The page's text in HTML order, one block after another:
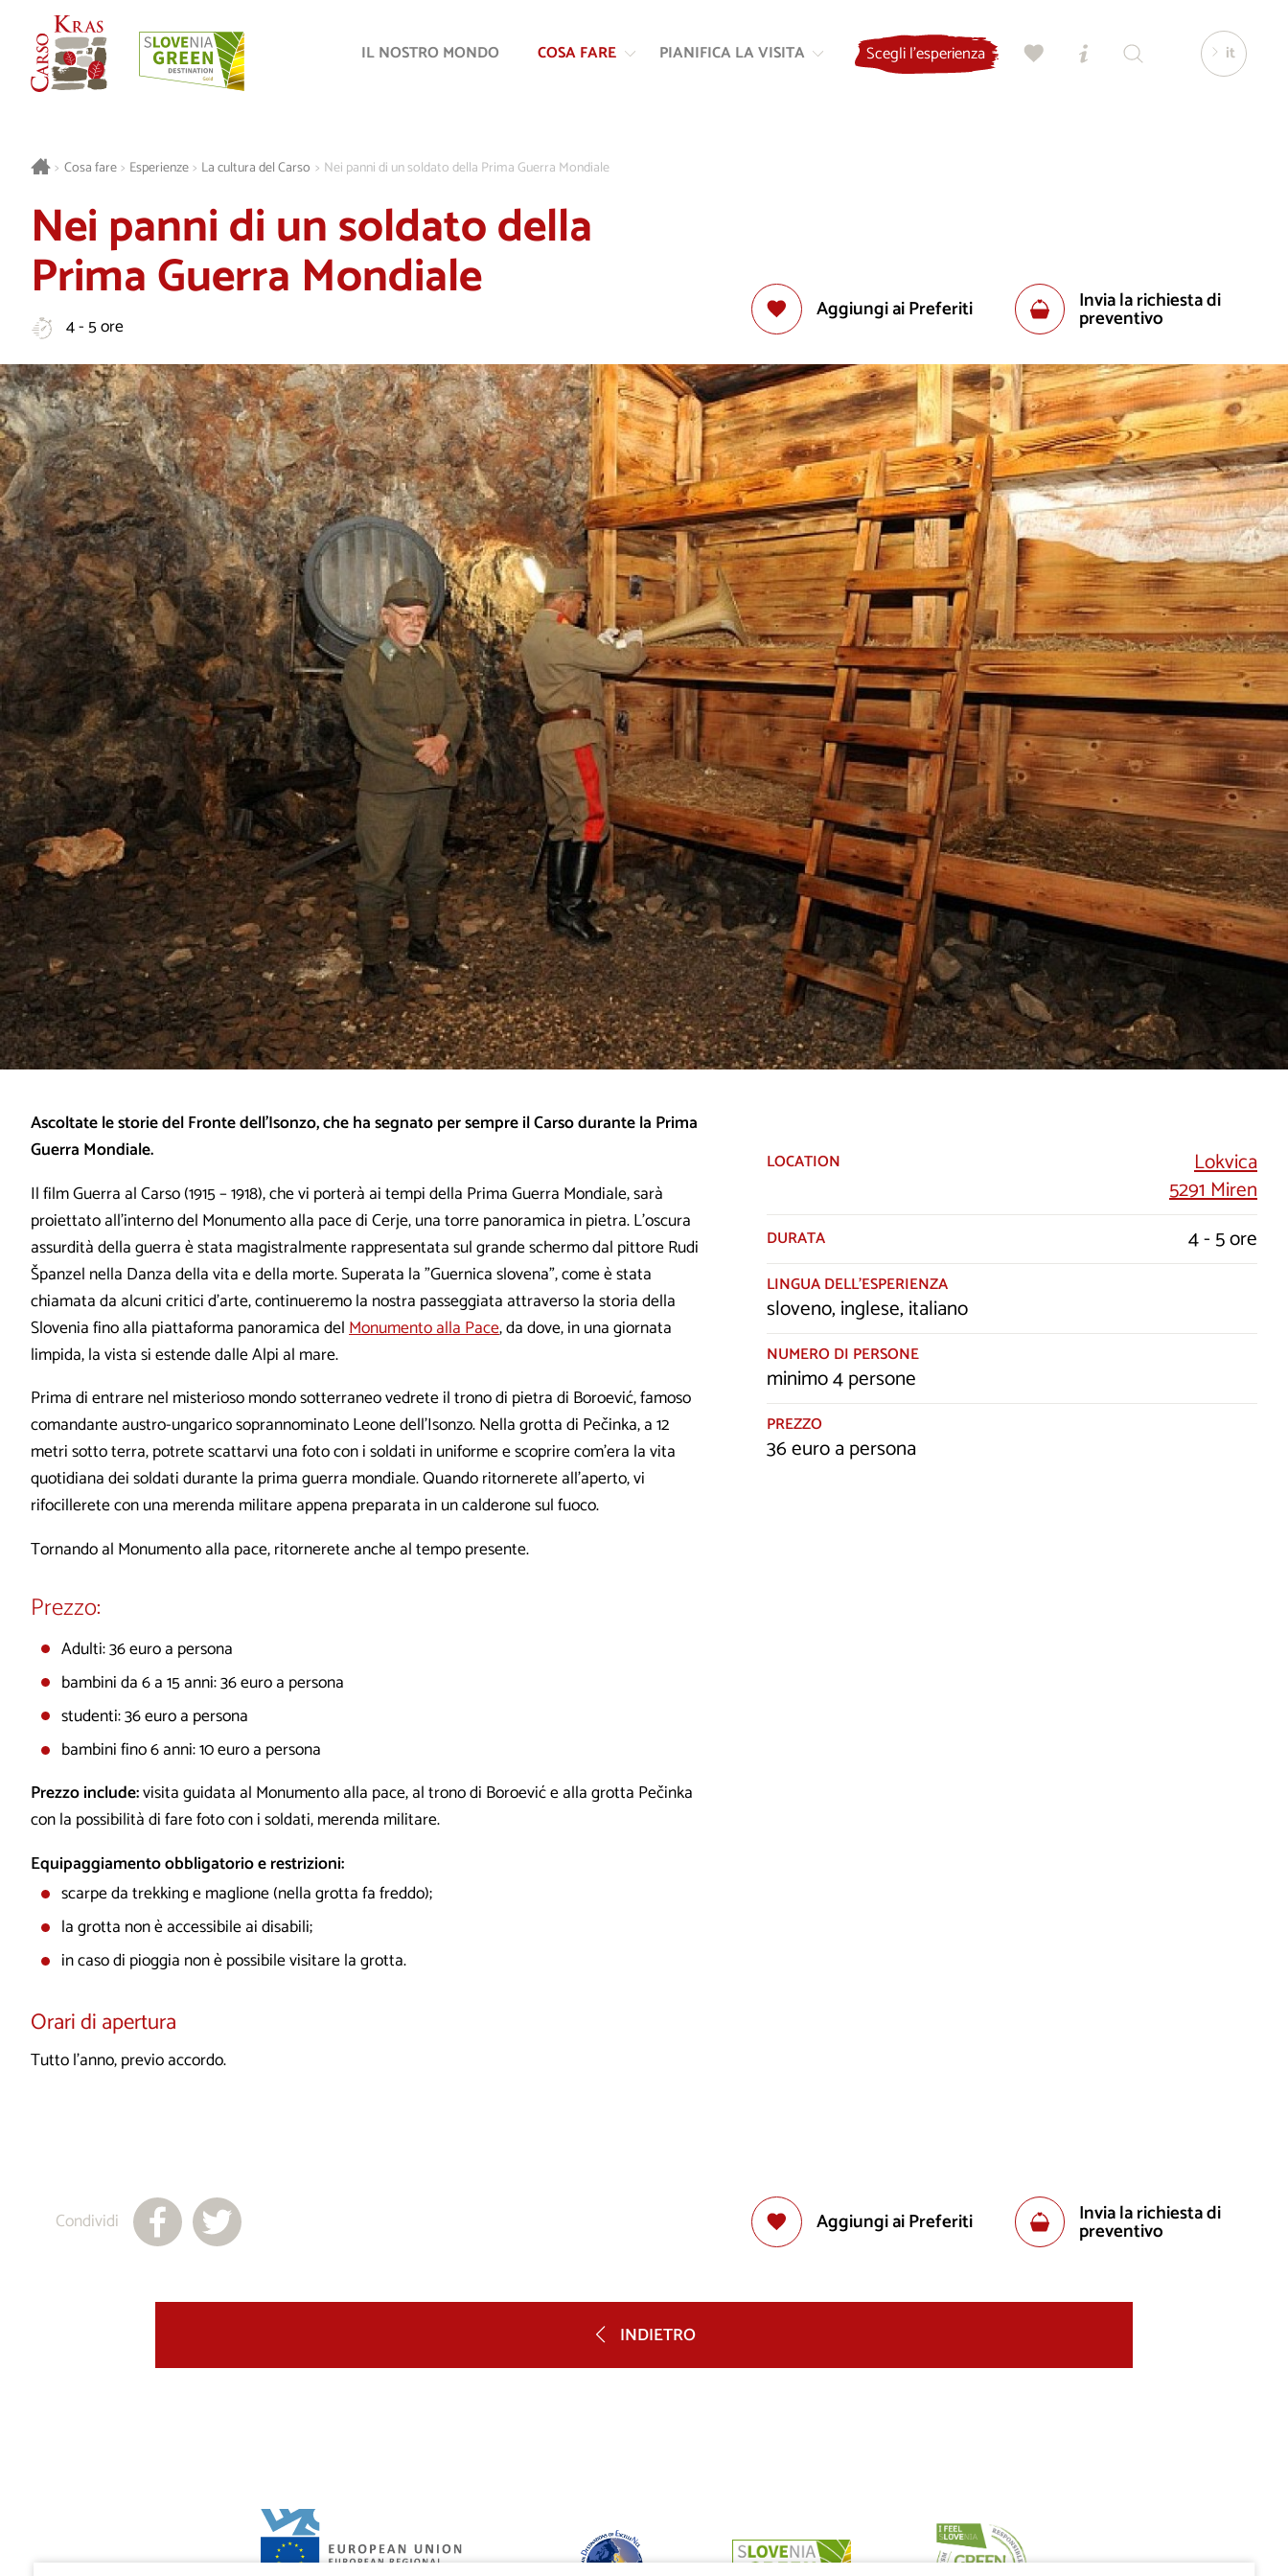
alla
IL NOSTRO MONDO COSA FARE PIANIFICA LA VISITA Scegli l'esperienza it
> Cosa fare > Esperienze > La cultura del Carso > Nei panni di un soldato della Prima Guerra Mondiale
Nei panni di un soldato della
Prima Guerra Mondiale
4 - 5 ore
Aggiungi ai Preferiti Invia la richiesta di
preventivo
Ascoltate le storie del Fronte dell’Isonzo, che ha segnato per sempre il Carso durante la Prima
Guerra Mondiale.
Il film Guerra al Carso (1915 – 1918), che vi porterà ai tempi della Prima Guerra Mondiale, sarà
proiettato all’interno del Monumento alla pace di Cerje, una torre panoramica in pietra. L'oscura
assurdità della guerra è stata magistralmente rappresentata sul grande schermo dal pittore Rudi
Španzel nella Danza della vita e della morte. Superata la "Guernica slovena", come è stata
chiamata da alcuni critici d'arte, continueremo la nostra passeggiata attraverso la storia della
Slovenia fino alla piattaforma panoramica delMonumento alla Pace, da dove, in una giornata
limpida, la vista si estende dalle Alpi al mare.
Prima di entrare nel misterioso mondo sotterraneo vedrete il trono di pietra di Boroević, famoso
comandante austro-ungarico soprannominato Leone dell'Isonzo. Nella grotta di Pečinka, a 12
metri sotto terra, potrete scattarvi una foto con i soldati in uniforme e scoprire com'era la vita
quotidiana dei soldati durante la prima guerra mondiale. Quando ritornerete all'aperto, vi
rifocillerete con una merenda militare appena preparata in un calderone sul fuoco.
Tornando al Monumento alla pace, ritornerete anche al tempo presente.
Prezzo:
Adulti: 36 euro a persona
bambini da 6 a 15 anni: 36 euro a persona
studenti: 36 euro a persona
bambini fino 6 anni: 10 euro a persona
Prezzo include:visita guidata al Monumento alla pace, al trono di Boroević e alla grotta Pečinka
con la possibilità di fare foto con i soldati, merenda militare.
Equipaggiamento obbligatorio e restrizioni:
scarpe da trekking e maglione (nella grotta fa freddo);
la grotta non è accessibile ai disabili;
in caso di pioggia non è possibile visitare la grotta.
Orari di apertura
Tutto l'anno, previo accordo.
LOCATION
Lokvica
5291 Miren
DURATA 4 - 5 ore
LINGUA DELL’ESPERIENZA
sloveno, inglese, italiano
NUMERO DI PERSONE
minimo 4 persone
PREZZO
36 euro a persona
Aggiungi ai Preferiti Invia la richiesta di
preventivo
Condividi
INDIETRO